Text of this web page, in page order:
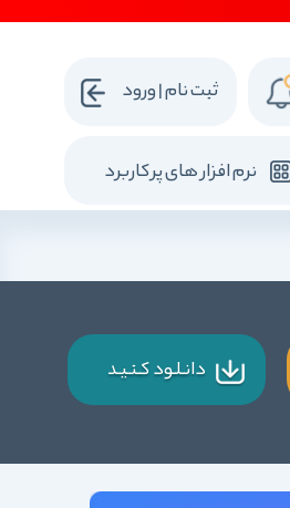
نرم افزار های پرکاربرد
ثبت نام | ورود
دانـلـود کـنـیـد